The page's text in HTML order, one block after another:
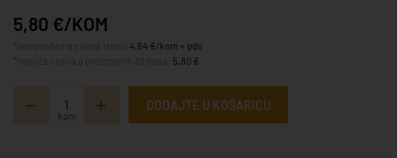
5,80 €/KOM
4,64 €/kom + pdv
5,80 €
kom
DODAJTE U KOŠARICU